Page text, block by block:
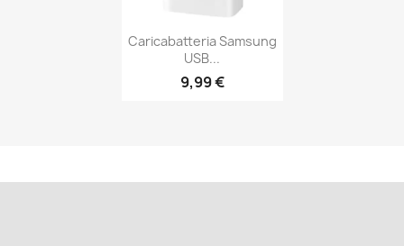
Caricabatteria Samsung
USB...
9,99 €